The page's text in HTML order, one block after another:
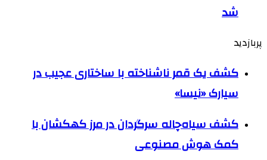
شد
پربازدید
کشف یک قمر ناشناخته با ساختاری عجیب در
سیارک «نیسا»
کشف سیاه‌چاله سرگردان در مرز کهکشان با
کمک هوش مصنوعی